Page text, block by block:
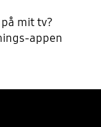
mit tv?
appen